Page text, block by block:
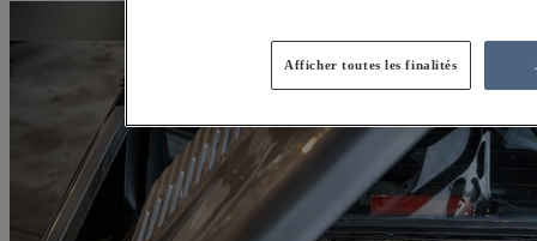
Afficher toutes les finalités